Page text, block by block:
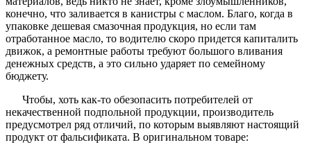
конечно, что заливается в канистры с маслом. Благо, когда в
упаковке дешевая смазочная продукция, но если там
отработанное масло, то водителю скоро придется капиталить
движок, а ремонтные работы требуют большого вливания
денежных средств, а это сильно ударяет по семейному
бюджету.
Чтобы, хоть как-то обезопасить потребителей от
некачественной подпольной продукции, производитель
предусмотрел ряд отличий, по которым выявляют настоящий
продукт от фальсификата. В оригинальном товаре: